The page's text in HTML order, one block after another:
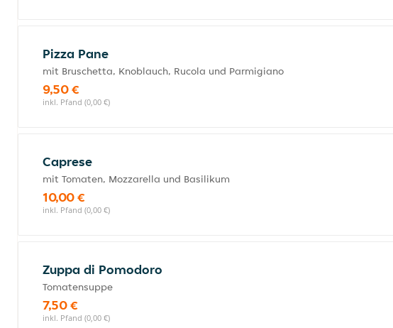
Pizza Pane
mit Bruschetta, Knoblauch, Rucola und Parmigiano
9,50 €
inkl. Pfand (0,00 €)
Caprese
mit Tomaten, Mozzarella und Basilikum
10,00 €
inkl. Pfand (0,00 €)
Zuppa di Pomodoro
Tomatensuppe
7,50 €
inkl. Pfand (0,00 €)